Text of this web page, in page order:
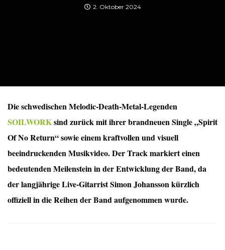
2. Oktober 2024
Die schwedischen Melodic-Death-Metal-Legenden
SOILWORKsind zurück mit ihrer brandneuen Single „Spirit
Of No Return“ sowie einem kraftvollen und visuell
beeindruckenden Musikvideo. Der Track markiert einen
bedeutenden Meilenstein in der Entwicklung der Band, da
der langjährige Live-Gitarrist Simon Johansson kürzlich
offiziell in die Reihen der Band aufgenommen wurde.